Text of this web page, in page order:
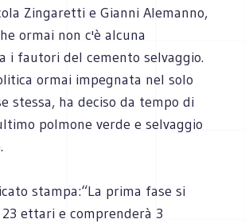
Zingaretti e Gianni Alemanno,
ormai non c'è alcuna
i fautori del cemento selvaggio.
ormai impegnata nel solo
stessa, ha deciso da tempo di
polmone verde e selvaggio
stampa:“La prima fase si
ettari e comprenderà 3